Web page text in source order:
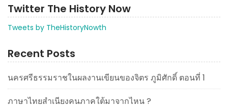
Twitter The History Now
Tweets by TheHistoryNowth
Recent Posts
นครศรีธรรมราชในผลงานเขียนของจิตร ภูมิศักดิ์ ตอนที่ 1
ภาษาไทยสำเนียงคนภาคใต้มาจากไหน ?